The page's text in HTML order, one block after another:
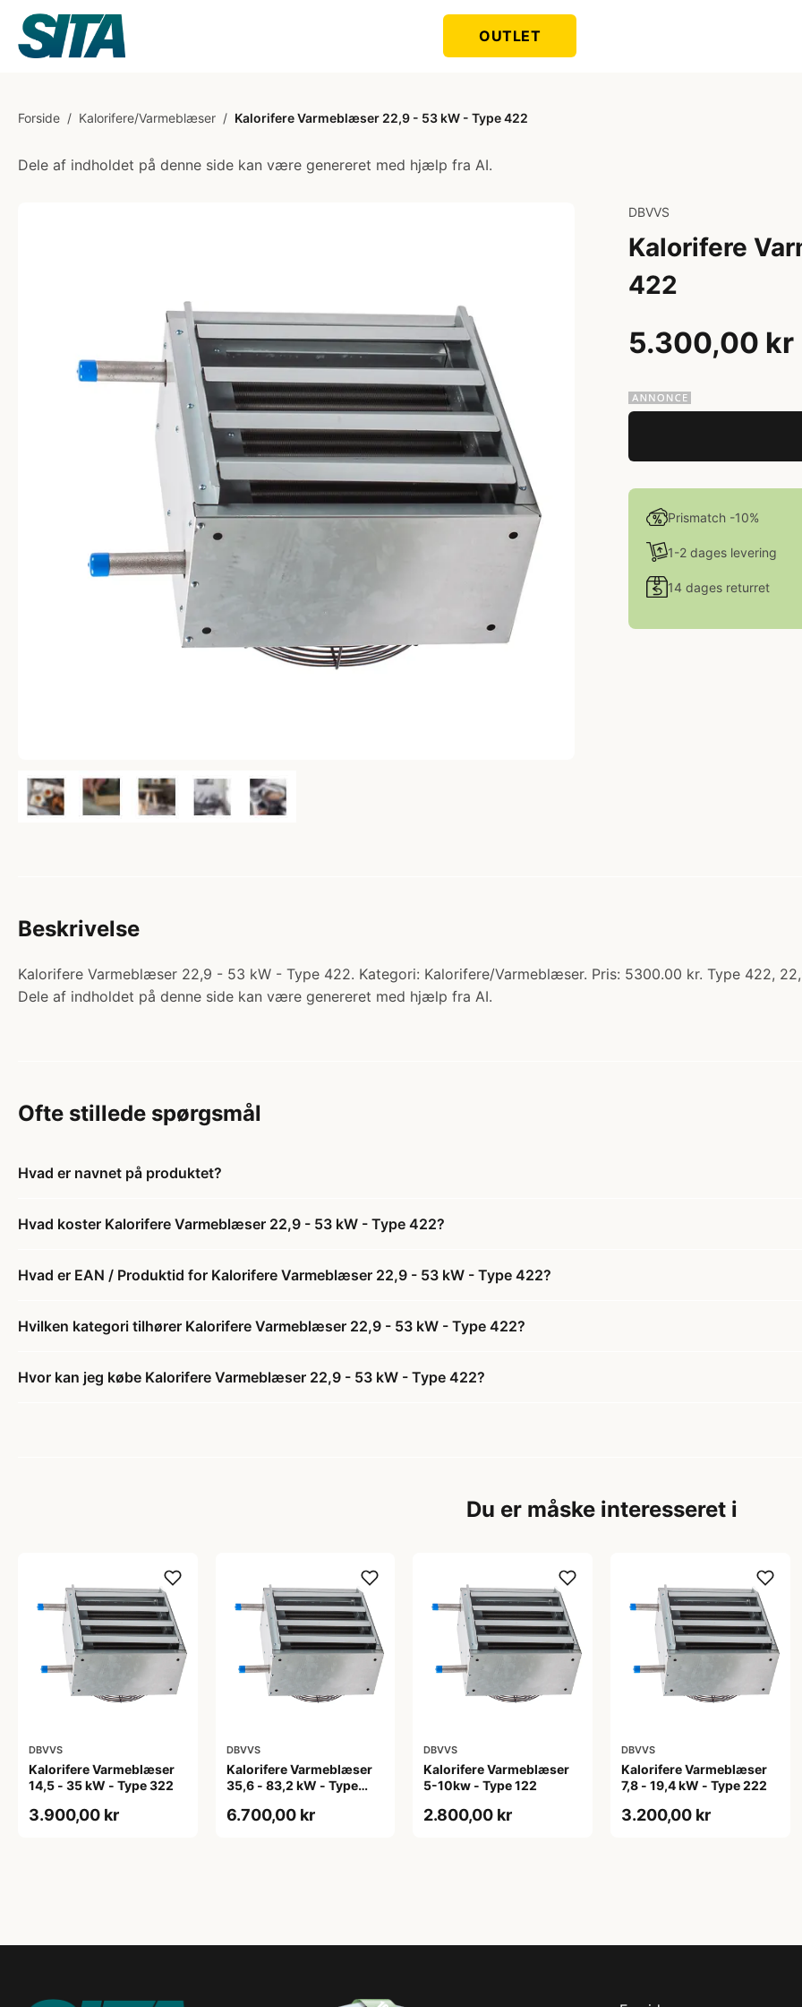
OUTLET
Forside / Kalorifere/Varmeblæser / Kalorifere Varmeblæser 22,9 - 53 kW - Type 422
Dele af indholdet på denne side kan være genereret med hjælp fra AI.
DBVVS
Kalorifere
422
5.300,00 kr
Prismatch -10%
1-2 dages levering
14 dages returret
Beskrivelse
Kalorifere Varmeblæser 22,9 - 53 kW - Type 422. Kategori: Kalorifere/Varmeblæser. Pris: 5300.00 kr. Type 422,
Dele af indholdet på denne side kan være genereret med hjælp fra AI.
Ofte stillede spørgsmål
Hvad er navnet på produktet?
Hvad koster Kalorifere Varmeblæser 22,9 - 53 kW - Type 422?
Hvad er EAN / Produktid for Kalorifere Varmeblæser 22,9 - 53 kW - Type 422?
Hvilken kategori tilhører Kalorifere Varmeblæser 22,9 - 53 kW - Type 422?
Hvor kan jeg købe Kalorifere Varmeblæser 22,9 - 53 kW - Type 422?
Du er måske interesseret i
DBVVS
Kalorifere Varmeblæser
14,5 - 35 kW - Type 322
3.900,00 kr
DBVVS
Kalorifere Varmeblæser
35,6 - 83,2 kW - Type
6.700,00 kr
DBVVS
Kalorifere Varmeblæser
5-10kw - Type 122
2.800,00 kr
DBVVS
Kalorifere Varmeblæser
7,8 - 19,4 kW - Type 222
3.200,00 kr